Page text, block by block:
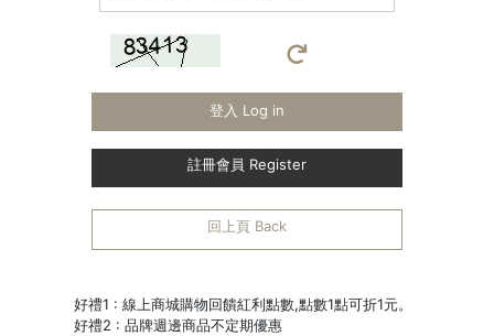
登入 Log in
註冊會員 Register
回上頁 Back
好禮1 : 線上商城購物回饋紅利點數,點數1點可折1元。
好禮2 : 品牌週邊商品不定期優惠